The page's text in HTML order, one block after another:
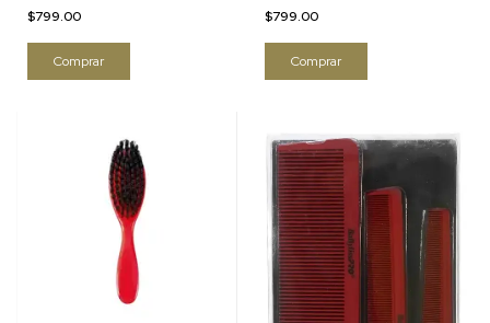
$799.00
$799.00